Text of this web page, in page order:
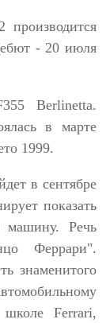
производится
- 20 июля
Berlinetta.
в марте
1999.
в сентябре
показать
Речь
Феррари".
знаменитого
школе Ferrari,